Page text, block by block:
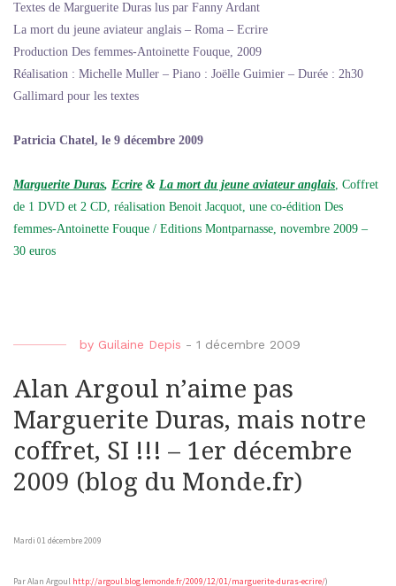
Textes de Marguerite Duras lus par Fanny Ardant
La mort du jeune aviateur anglais – Roma – Ecrire
Production Des femmes-Antoinette Fouque, 2009
Réalisation : Michelle Muller – Piano : Joëlle Guimier – Durée : 2h30
Gallimard pour les textes
Patricia Chatel, le 9 décembre 2009
Marguerite Duras, Ecrire & La mort du jeune aviateur anglais, Coffret
de 1 DVD et 2 CD, réalisation Benoit Jacquot, une co-édition Des
femmes-Antoinette Fouque / Editions Montparnasse, novembre 2009 –
30 euros
by Guilaine Depis - 1 décembre 2009
Alan Argoul n’aime pas
Marguerite Duras, mais notre
coffret, SI !!! – 1er décembre
2009 (blog du Monde.fr)
Mardi 01 décembre 2009
Par Alan Argoul http://argoul.blog.lemonde.fr/2009/12/01/marguerite-duras-ecrire/)